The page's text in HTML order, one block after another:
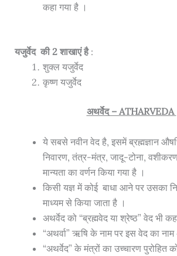
कहा गया है ।
यजुर्वेद की 2 शाखाएं है:
शुक्ल यजुर्वेद
कृष्ण यजुर्वेद
अथर्वेद – ATHARVEDA
ये सबसे नवीन वेद है, इसमें ब्रह्मज्ञान
निवारण, तंत्र-मंत्र, जादू-टोना,
मान्यता का वर्णन किया गया है ।
किसी यज्ञ में कोई बाधा आने पर उसका
माध्यम से किया जाता है ।
अथर्वेद को “ब्रह्मवेद या श्रेष्ठ” वेद भी
“अथर्वा” ऋषि के नाम पर इस वेद का नाम
“अथर्वेद” के मंत्रों का उच्चारण पुरोहित